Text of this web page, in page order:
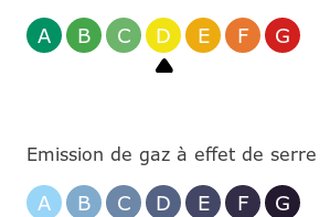
A B C D E F G
Emission de gaz à effet de serre
A B C D E F G